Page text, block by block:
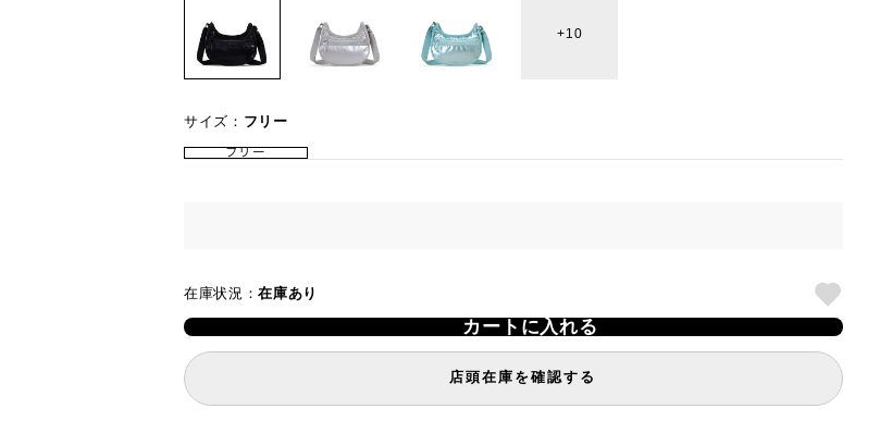
10
サイズ： フリー
フリー
在庫状況：在庫あり
カートに入れる
店頭在庫を確認する